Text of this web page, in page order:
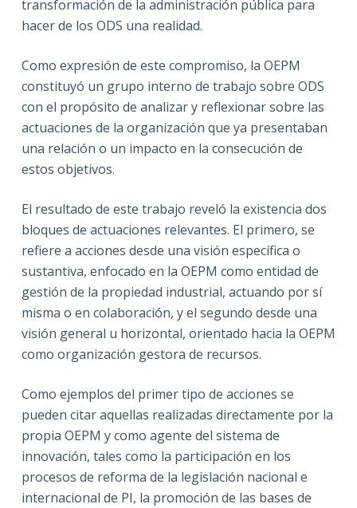
transformación de la administración pública para
hacer de los ODS una realidad.
Como expresión de este compromiso, la OEPM
constituyó un grupo interno de trabajo sobre ODS
con el propósito de analizar y reflexionar sobre las
actuaciones de la organización que ya presentaban
una relación o un impacto en la consecución de
estos objetivos.
El resultado de este trabajo reveló la existencia dos
bloques de actuaciones relevantes. El primero, se
refiere a acciones desde una visión específica o
sustantiva, enfocado en la OEPM como entidad de
gestión de la propiedad industrial, actuando por sí
misma o en colaboración, y el segundo desde una
visión general u horizontal, orientado hacia la OEPM
como organización gestora de recursos.
Como ejemplos del primer tipo de acciones se
pueden citar aquellas realizadas directamente por la
propia OEPM y como agente del sistema de
innovación, tales como la participación en los
procesos de reforma de la legislación nacional e
internacional de PI, la promoción de las bases de